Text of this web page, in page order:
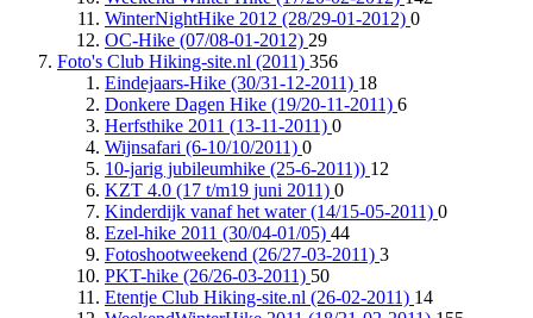
WinterNightHike 2012 (28/29-01-2012) 0
OC-Hike (07/08-01-2012) 29
Foto's Club Hiking-site.nl (2011) 356
Eindejaars-Hike (30/31-12-2011) 18
Donkere Dagen Hike (19/20-11-2011) 6
Herfsthike 2011 (13-11-2011) 0
Wijnsafari (6-10/10/2011) 0
10-jarig jubileumhike (25-6-2011)) 12
KZT 4.0 (17 t/m19 juni 2011) 0
Kinderdijk vanaf het water (14/15-05-2011) 0
Ezel-hike 2011 (30/04-01/05) 44
Fotoshootweekend (26/27-03-2011) 3
PKT-hike (26/26-03-2011) 50
Etentje Club Hiking-site.nl (26-02-2011) 14